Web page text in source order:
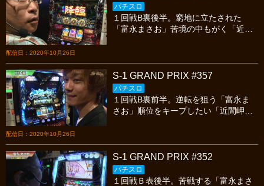
配信日：2020年10月26日
パチスロ
１回戦B裏後半。窮地に立たされた
「富永まさお」苦境の中もがく「近間
ルを見逃すな!
配信日：2020年10月26日
S-1 GRAND PRIX #357
パチスロ
１回戦B裏前半。逆転を狙う「富永ま
さお」順位をキープしたい「近間岬」
逃すな!
S-1 GRAND PRIX #352
パチスロ
１回戦Ｂ表後半。苦戦する「富永まさ